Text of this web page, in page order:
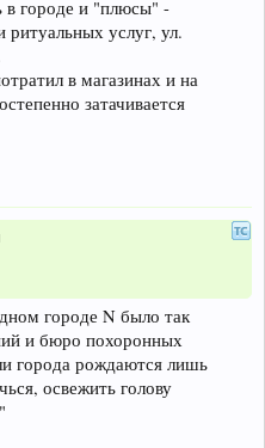
в городе и "плюсы" -
ритуальных услуг, ул.
в магазинах и на
затачивается
городе N было так
и бюро похоронных
города рождаются лишь
освежить голову